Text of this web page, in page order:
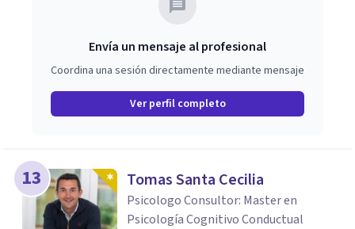
Envía un mensaje al profesional
Coordina una sesión directamente mediante mensaje
Ver perfil completo
13 Tomas Santa Cecilia
Psicologo Consultor: Master en
Psicología Cognitivo Conductual